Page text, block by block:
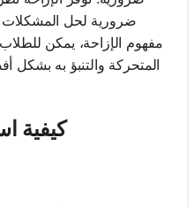
ضرورية لحل المشكلات
مفهوم الإزاحة، يمكن
المتحركة والتنبؤ به بشكل
كيفية